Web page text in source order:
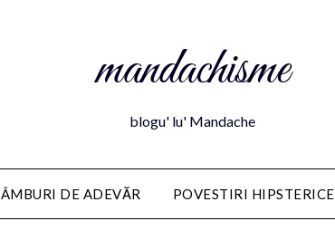
mandachisme
blogu' lu' Mandache
DE ADEVĂR POVESTIRI HIPSTERICE